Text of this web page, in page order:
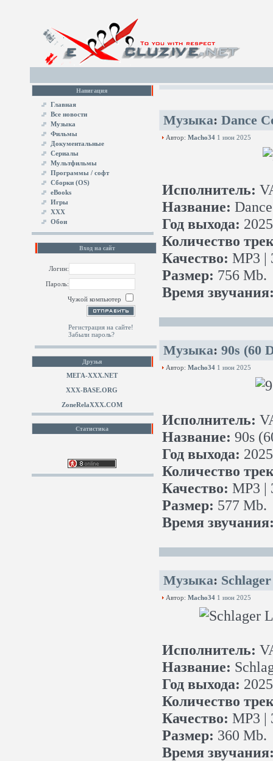
Навигация
Главная
Все новости
Музыка
Фильмы
Документальные
Сериалы
Мультфильмы
Программы / софт
Сборки (OS)
eBooks
Игры
XXX
Обои
Вход на сайт
Логин:
Пароль:
Чужой компьютер
Регистрация на сайте!
Забыли пароль?
Друзья
МЕГА-ХХХ.NET
XXX-BASE.ORG
ZoneRelaXXX.COM
Статистика
Музыка: Dance
Автор: Macho34 1 июн 2025
Исполнитель:
Название:
Год выхода: 2025
Количество
Качество: MP3 |
Размер: 756 Mb.
Время
Музыка: 90s (60
Автор: Macho34 1 июн 2025
Исполнитель:
Название: 90s
Год выхода: 2025
Количество
Качество: MP3 |
Размер: 577 Mb.
Время
Музыка:
Автор: Macho34 1 июн 2025
Исполнитель:
Название:
Год выхода: 2025
Количество
Качество: MP3 |
Размер: 360 Mb.
Время